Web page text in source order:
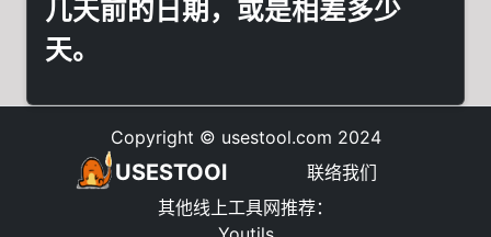
几天前的日期，或是相差多少
天。
Copyright © usestool.com 2024
USESTOOl
联络我们
其他线上工具网推荐：